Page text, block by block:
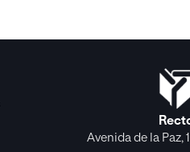
Avenida de la Paz,